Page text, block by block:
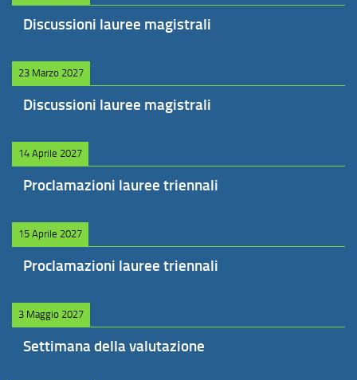
Discussioni lauree magistrali
23 Marzo 2027
Discussioni lauree magistrali
14 Aprile 2027
Proclamazioni lauree triennali
15 Aprile 2027
Proclamazioni lauree triennali
3 Maggio 2027
Settimana della valutazione